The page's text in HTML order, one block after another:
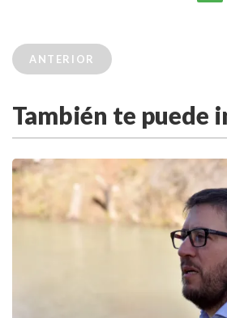
ANTERIOR
También te puede